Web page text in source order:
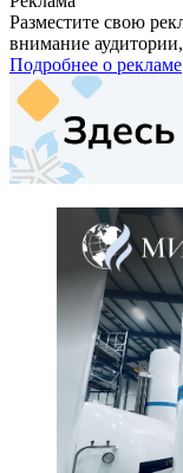
Разместите свою
внимание
Подробнее о рекламе